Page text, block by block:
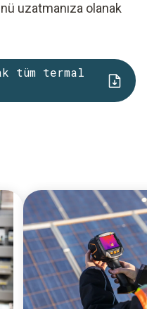
uzatmanıza olanak
tüm termal